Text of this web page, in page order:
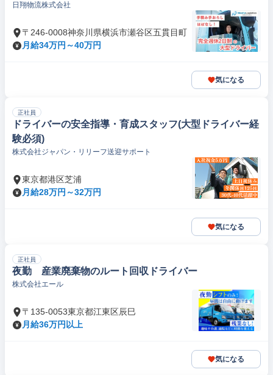
日翔物流株式会社
〒246-0008神奈川県横浜市瀬谷区五貫目町
月給34万円～40万円
気になる
正社員
ドライバーの安全指導・育成スタッフ(大型ドライバー経
験必須)
株式会社ジャパン・リリーフ送迎サポート
東京都港区芝浦
月給28万円～32万円
気になる
正社員
夜勤 産業廃棄物のルート回収ドライバー
株式会社エール
〒135-0053東京都江東区辰巳
月給36万円以上
気になる